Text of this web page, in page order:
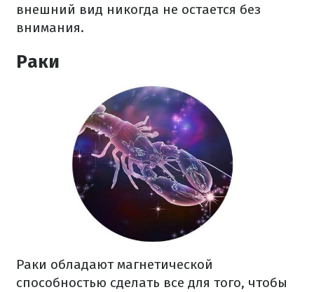
внешний вид никогда не остается без
внимания.
Раки
Раки обладают магнетической
способностью сделать все для того, чтобы